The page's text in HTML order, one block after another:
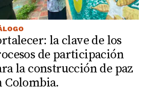
la clave de los
de participación
la construcción de paz
Colombia.